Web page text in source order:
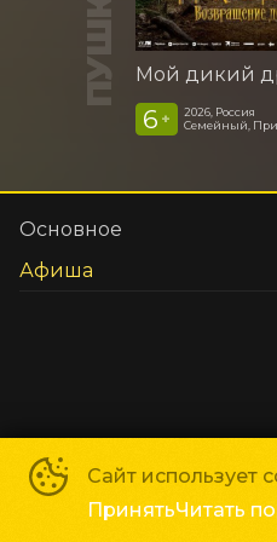
6 +
2026, Россия
Семейный,
Сайт использует
ПринятьЧитать
Основное
Афиша
Сеть кинотеатров «Галактика» ©